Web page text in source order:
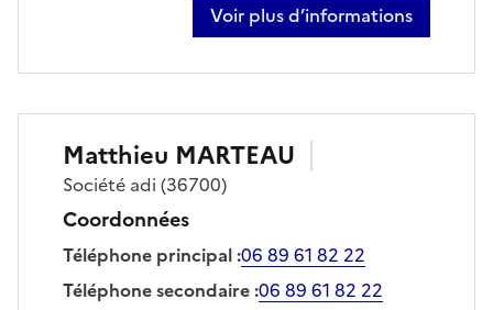
Voir plus d’informations
sur jean luc marteau
Matthieu MARTEAU
Société adi (36700)
Coordonnées
Téléphone principal:06 89 61 82 22
Téléphone secondaire:06 89 61 82 22